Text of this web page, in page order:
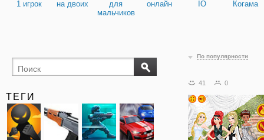
1 игрок на двоих
для
мальчиков
онлайн IO Когама
ТЕГИ
По популярности
41 0